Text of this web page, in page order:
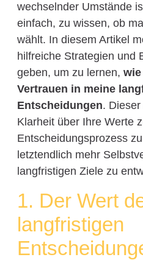
wechselnder Umstände
einfach, zu wissen, ob
wählt. In diesem Artikel
hilfreiche Strategien und
geben, um zu lernen,
Vertrauen in meine
Entscheidungen.
Klarheit über Ihre Werte
Entscheidungsprozess
letztendlich mehr
langfristigen Ziele zu
1. Der Wert
langfristigen